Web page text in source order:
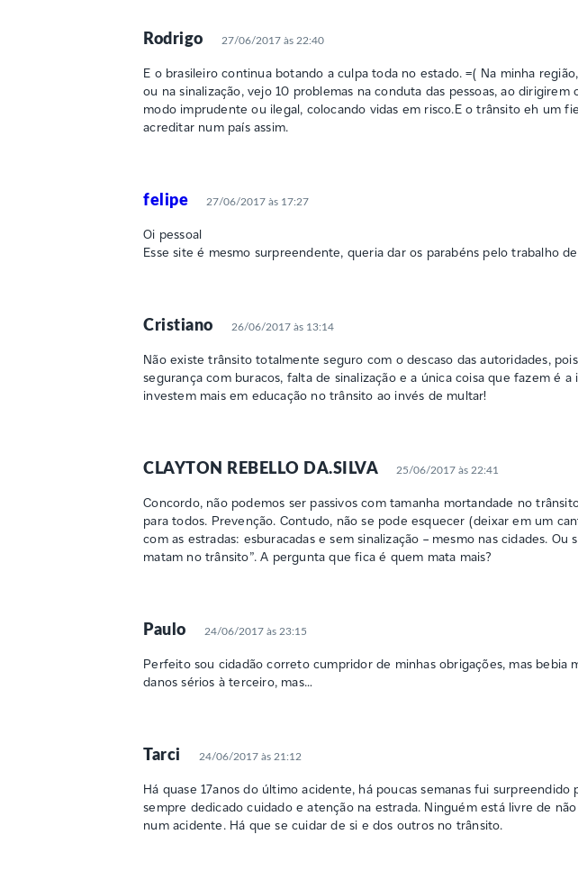
Rodrigo 27/06/2017 às 22:40
E o brasileiro continua botando a culpa toda no estado. =( Na minha
ou na sinalização, vejo 10 problemas na conduta das pessoas, ao
modo imprudente ou ilegal, colocando vidas em risco.E o trânsito eh um
acreditar num país assim.
felipe 27/06/2017 às 17:27
Oi pessoal
Esse site é mesmo surpreendente, queria dar os parabéns pelo trabalho
Cristiano 26/06/2017 às 13:14
Não existe trânsito totalmente seguro com o descaso das autoridades,
segurança com buracos, falta de sinalização e a única coisa que fazem é
investem mais em educação no trânsito ao invés de multar!
CLAYTON REBELLO DA.SILVA 25/06/2017 às 22:41
Concordo, não podemos ser passivos com tamanha mortandade no
para todos. Prevenção. Contudo, não se pode esquecer (deixar em um
com as estradas: esburacadas e sem sinalização – mesmo nas cidades. Ou
matam no trânsito”. A pergunta que fica é quem mata mais?
Paulo 24/06/2017 às 23:15
Perfeito sou cidadão correto cumpridor de minhas obrigações, mas bebia
danos sérios à terceiro, mas…
Tarci 24/06/2017 às 21:12
Há quase 17anos do último acidente, há poucas semanas fui
sempre dedicado cuidado e atenção na estrada. Ninguém está livre de
num acidente. Há que se cuidar de si e dos outros no trânsito.